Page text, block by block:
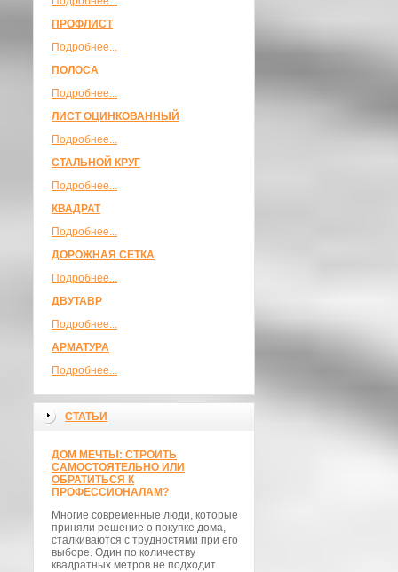
ПРОФЛИСТ
Подробнее...
ПОЛОСА
Подробнее...
ЛИСТ ОЦИНКОВАННЫЙ
Подробнее...
СТАЛЬНОЙ КРУГ
Подробнее...
КВАДРАТ
Подробнее...
ДОРОЖНАЯ СЕТКА
Подробнее...
ДВУТАВР
Подробнее...
АРМАТУРА
Подробнее...
СТАТЬИ
ДОМ МЕЧТЫ: СТРОИТЬ
САМОСТОЯТЕЛЬНО ИЛИ
ОБРАТИТЬСЯ К
ПРОФЕССИОНАЛАМ?
Многие современные люди, которые
приняли решение о покупке дома,
сталкиваются с трудностями при его
выборе. Один по количеству
квадратных метров не подходит